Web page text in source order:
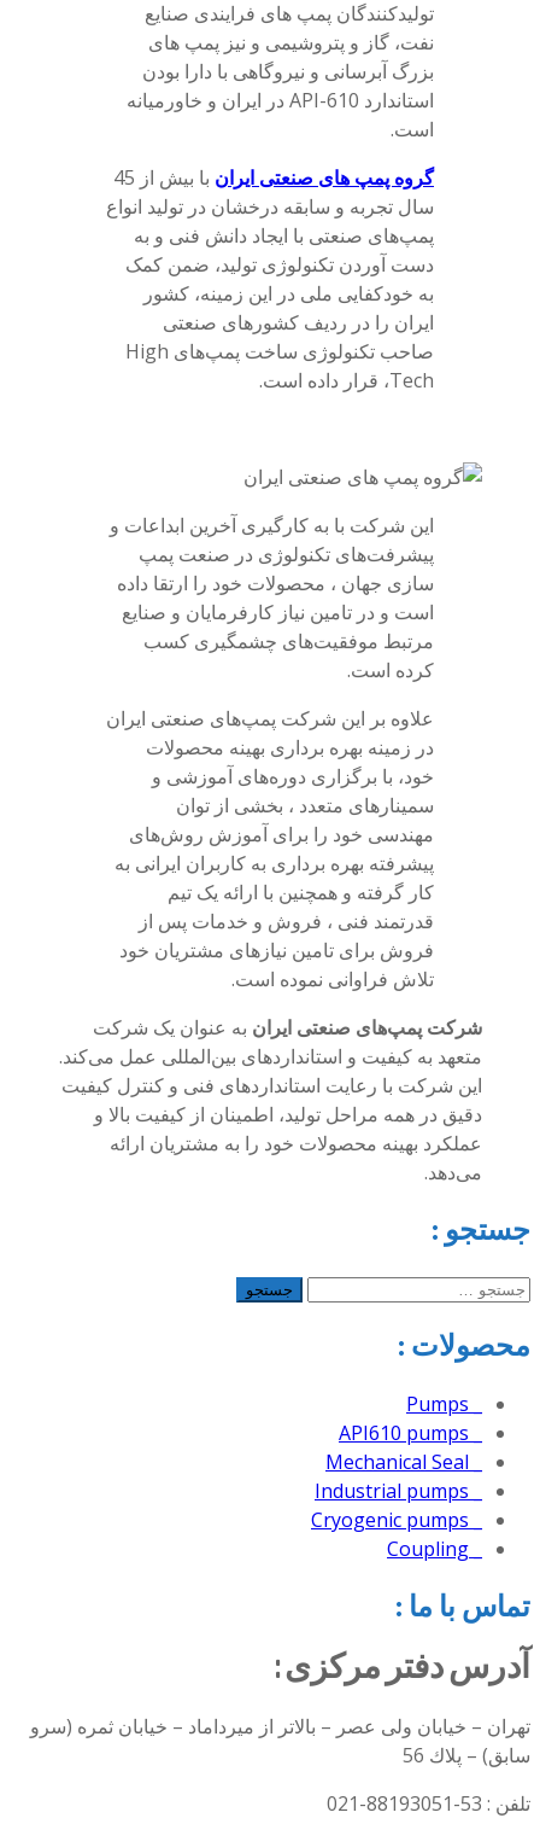
تولیدکنندگان پمپ های فرایندی صنایع
نفت، گاز و پتروشیمی و نیز پمپ های
بزرگ آبرسانی و نیروگاهی با دارا بودن
استاندارد API-610 در ایران و خاورمیانه
است.
گروه پمپ های صنعتی ایران
با بیش از 45
سال تجربه و سابقه درخشان در تولید انواع
پمپ‌های صنعتی با ایجاد دانش فنی و به
دست آوردن تکنولوژی تولید، ضمن کمک
به خودکفایی ملی در این زمینه، کشور
ایران را در ردیف کشورهای صنعتی
صاحب تکنولوژی ساخت پمپ‌های High
Tech، قرار داده است.
این شرکت با به کارگیری آخرین ابداعات و
پیشرفت‌های تکنولوژی در صنعت پمپ
سازی جهان ، محصولات خود را ارتقا داده
است و در تامین نیاز کارفرمایان و صنایع
مرتبط موفقیت‌های چشمگیری کسب
کرده است.
علاوه بر این شرکت پمپ‌های صنعتی ایران
در زمینه بهره برداری بهینه محصولات
خود، با برگزاری دوره‌های آموزشی و
سمینارهای متعدد ، بخشی از توان
مهندسی خود را برای آموزش روش‌های
پیشرفته بهره برداری به کاربران ایرانی به
کار گرفته و همچنین با ارائه یک تیم
قدرتمند فنی ، فروش و خدمات پس از
فروش برای تامین نیازهای مشتریان خود
تلاش فراوانی نموده است.
شرکت پمپ‌های صنعتی ایران به عنوان یک شرکت
متعهد به کیفیت و استانداردهای بین‌المللی عمل می‌کند.
این شرکت با رعایت استانداردهای فنی و کنترل کیفیت
دقیق در همه مراحل تولید، اطمینان از کیفیت بالا و
عملکرد بهینه محصولات خود را به مشتریان ارائه
می‌دهد.
جستجو :
جستجو
محصولات :
تماس با ما :
آدرس دفتر مرکزی :
تهران – خيابان ولی عصر – بالاتر از میرداماد – خیابان ثمره (سرو
سابق) – پلاك 56
تلفن : 53-88193051-021